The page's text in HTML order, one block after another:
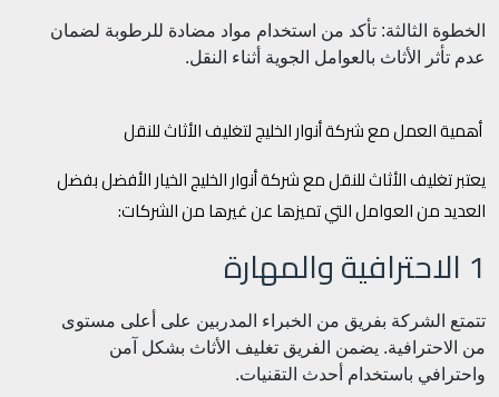
الخطوة الثالثة: تأكد من استخدام مواد مضادة للرطوبة لضمان
عدم تأثر الأثاث بالعوامل الجوية أثناء النقل.
أهمية العمل مع شركة أنوار الخليج لتغليف الأثاث للنقل
يعتبر تغليف الأثاث للنقل مع شركة أنوار الخليج الخيار الأفضل بفضل
العديد من العوامل التي تميزها عن غيرها من الشركات:
1 الاحترافية والمهارة
تتمتع الشركة بفريق من الخبراء المدربين على أعلى مستوى
من الاحترافية. يضمن الفريق تغليف الأثاث بشكل آمن
واحترافي باستخدام أحدث التقنيات.